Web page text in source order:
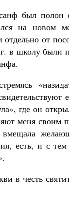
был полон
на новом
от
в школу были
где он
меня
есть, и с
в честь